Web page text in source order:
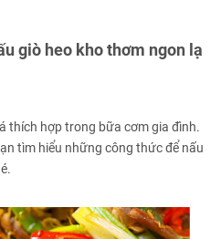
giò heo kho thơm ngon lạ
thích hợp trong bữa cơm gia đình.
tìm hiểu những công thức để nấu